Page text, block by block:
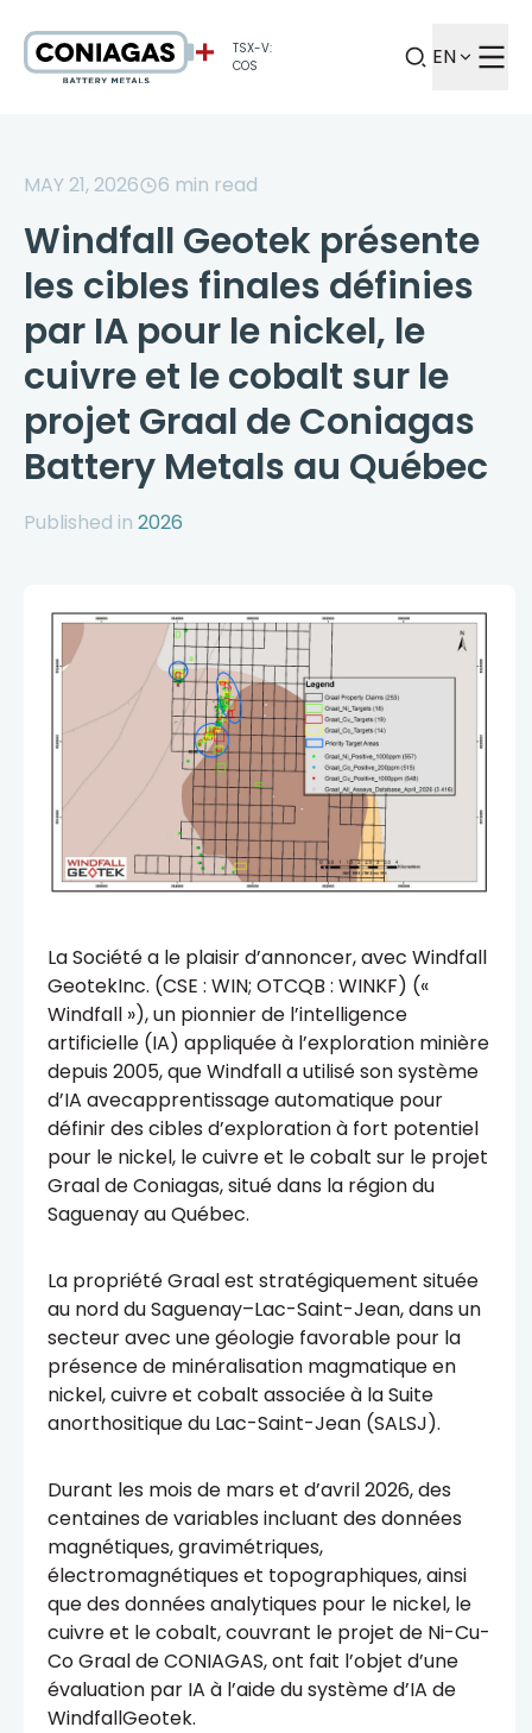
TSX-V:
COS
EN
MAY 21, 2026 6 min read
Windfall Geotek présente
les cibles finales définies
par IA pour le nickel, le
cuivre et le cobalt sur le
projet Graal de Coniagas
Battery Metals au Québec
Published in 2026
La Société a le plaisir d’annoncer, avec Windfall
GeotekInc. (CSE : WIN; OTCQB : WINKF) («
Windfall »), un pionnier de l’intelligence
artificielle (IA) appliquée à l’exploration minière
depuis 2005, que Windfall a utilisé son système
d’IA avecapprentissage automatique pour
définir des cibles d’exploration à fort potentiel
pour le nickel, le cuivre et le cobalt sur le projet
Graal de Coniagas, situé dans la région du
Saguenay au Québec.
La propriété Graal est stratégiquement située
au nord du Saguenay–Lac-Saint-Jean, dans un
secteur avec une géologie favorable pour la
présence de minéralisation magmatique en
nickel, cuivre et cobalt associée à la Suite
anorthositique du Lac-Saint-Jean (SALSJ).
Durant les mois de mars et d’avril 2026, des
centaines de variables incluant des données
magnétiques, gravimétriques,
électromagnétiques et topographiques, ainsi
que des données analytiques pour le nickel, le
cuivre et le cobalt, couvrant le projet de Ni-Cu-
Co Graal de CONIAGAS, ont fait l’objet d’une
évaluation par IA à l’aide du système d’IA de
WindfallGeotek.